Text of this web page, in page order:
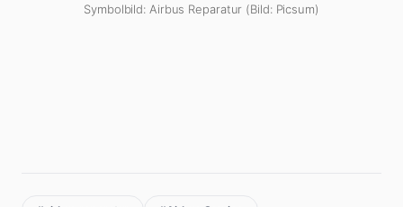
Symbolbild: Airbus Reparatur (Bild: Picsum)